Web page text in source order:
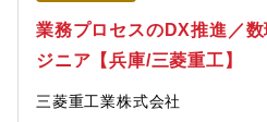
業務プロセスのDX推進／
ジニア【兵庫/三菱重工】
三菱重工業株式会社